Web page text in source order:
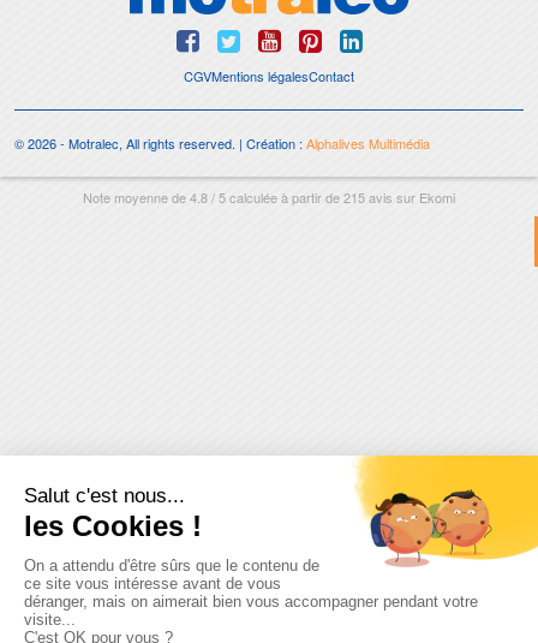
CGVMentions légalesContact
© 2026 - Motralec, All rights reserved. | Création :Alphalives Multimédia
Note moyenne de4.8/5calculée à partir de215avis sur Ekomi